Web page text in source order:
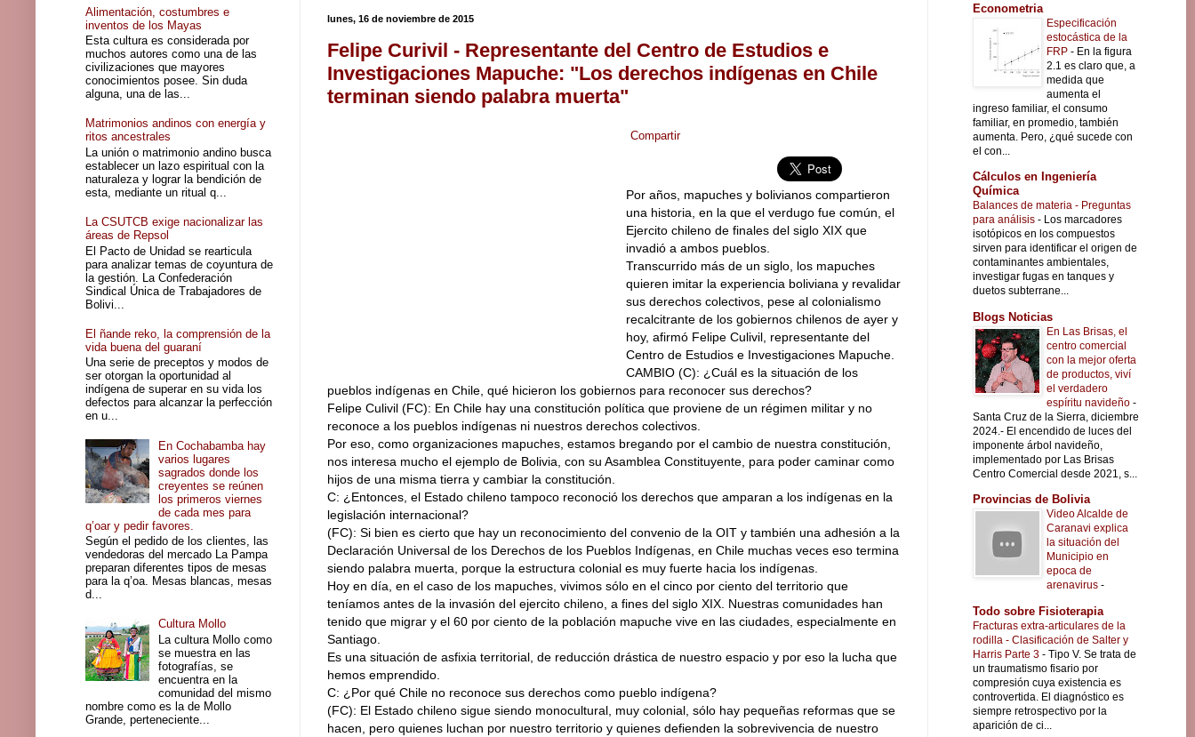
lunes, 16 de noviembre de 2015
Felipe Curivil - Representante del Centro de Estudios e
Investigaciones Mapuche: "Los derechos indígenas en Chile
terminan siendo palabra muerta"
Compartir
Por años, mapuches y bolivianos compartieron
una historia, en la que el verdugo fue común, el
Ejercito chileno de finales del siglo XIX que
invadió a ambos pueblos.
Transcurrido más de un siglo, los mapuches
quieren imitar la experiencia boliviana y revalidar
sus derechos colectivos, pese al colonialismo
recalcitrante de los gobiernos chilenos de ayer y
hoy, afirmó Felipe Culivil, representante del
Centro de Estudios e Investigaciones Mapuche.
CAMBIO (C): ¿Cuál es la situación de los
pueblos indígenas en Chile, qué hicieron los gobiernos para reconocer sus derechos?
Felipe Culivil (FC): En Chile hay una constitución política que proviene de un régimen militar y no
reconoce a los pueblos indígenas ni nuestros derechos colectivos.
Por eso, como organizaciones mapuches, estamos bregando por el cambio de nuestra constitución,
nos interesa mucho el ejemplo de Bolivia, con su Asamblea Constituyente, para poder caminar como
hijos de una misma tierra y cambiar la constitución.
C: ¿Entonces, el Estado chileno tampoco reconoció los derechos que amparan a los indígenas en la
legislación internacional?
(FC): Si bien es cierto que hay un reconocimiento del convenio de la OIT y también una adhesión a la
Declaración Universal de los Derechos de los Pueblos Indígenas, en Chile muchas veces eso termina
siendo palabra muerta, porque la estructura colonial es muy fuerte hacia los indígenas.
Hoy en día, en el caso de los mapuches, vivimos sólo en el cinco por ciento del territorio que
teníamos antes de la invasión del ejercito chileno, a fines del siglo XIX. Nuestras comunidades han
tenido que migrar y el 60 por ciento de la población mapuche vive en las ciudades, especialmente en
Santiago.
Es una situación de asfixia territorial, de reducción drástica de nuestro espacio y por eso la lucha que
hemos emprendido.
C: ¿Por qué Chile no reconoce sus derechos como pueblo indígena?
(FC): El Estado chileno sigue siendo monocultural, muy colonial, sólo hay pequeñas reformas que se
hacen, pero quienes luchan por nuestro territorio y quienes defienden la sobrevivencia de nuestro
Alimentación, costumbres e
inventos de los Mayas
Esta cultura es considerada por
muchos autores como una de las
civilizaciones que mayores
conocimientos posee. Sin duda
alguna, una de las...
Matrimonios andinos con energía y
ritos ancestrales
La unión o matrimonio andino busca
establecer un lazo espiritual con la
naturaleza y lograr la bendición de
esta, mediante un ritual q...
La CSUTCB exige nacionalizar las
áreas de Repsol
El Pacto de Unidad se rearticula
para analizar temas de coyuntura de
la gestión. La Confederación
Sindical Única de Trabajadores de
Bolivi...
El ñande reko, la comprensión de la
vida buena del guaraní
Una serie de preceptos y modos de
ser otorgan la oportunidad al
indígena de superar en su vida los
defectos para alcanzar la perfección
en u...
En Cochabamba hay
varios lugares
sagrados donde los
creyentes se reúnen
los primeros viernes
de cada mes para
q’oar y pedir favores.
Según el pedido de los clientes, las
vendedoras del mercado La Pampa
preparan diferentes tipos de mesas
para la q’oa. Mesas blancas, mesas
d...
Cultura Mollo
La cultura Mollo como
se muestra en las
fotografías, se
encuentra en la
comunidad del mismo
nombre como es la de Mollo
Grande, perteneciente...
Econometria
Especificación
estocástica de la
FRP - En la figura
2.1 es claro que, a
medida que
aumenta el
ingreso familiar, el consumo
familiar, en promedio, también
aumenta. Pero, ¿qué sucede con
el con...
Cálculos en Ingeniería
Química
Balances de materia - Preguntas
para análisis - Los marcadores
isotópicos en los compuestos
sirven para identificar el origen de
contaminantes ambientales,
investigar fugas en tanques y
duetos subterrane...
Blogs Noticias
En Las Brisas, el
centro comercial
con la mejor oferta
de productos, viví
el verdadero
espíritu navideño -
Santa Cruz de la Sierra, diciembre
2024.- El encendido de luces del
imponente árbol navideño,
implementado por Las Brisas
Centro Comercial desde 2021, s...
Provincias de Bolivia
Video Alcalde de
Caranavi explica
la situación del
Municipio en
epoca de
arenavirus -
Todo sobre Fisioterapia
Fracturas extra-articulares de la
rodilla - Clasificación de Salter y
Harris Parte 3 - Tipo V. Se trata de
un traumatismo fisario por
compresión cuya existencia es
controvertida. El diagnóstico es
siempre retrospectivo por la
aparición de ci...